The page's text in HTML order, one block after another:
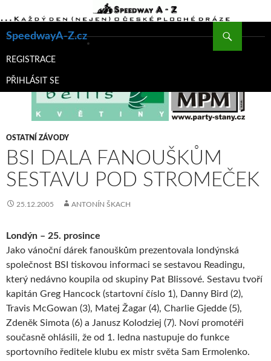
SpeedwayA-Z.cz
K
WEBU
REGISTRACE
PŘIHLÁSIT SE
OSTATNÍ ZÁVODY
BSI DALA FANOUŠKŮM
SESTAVU POD STROMEČEK
25.12.2005 ANTONÍN ŠKACH
Londýn – 25. prosince
Jako vánoční dárek fanouškům prezentovala londýnská
společnost BSI tiskovou informaci se sestavou Readingu,
který nedávno koupila od skupiny Pat Blissové. Sestavu tvoří
kapitán Greg Hancock (startovní číslo 1), Danny Bird (2),
Travis McGowan (3), Matej Žagar (4), Charlie Gjedde (5),
Zdeněk Simota (6) a Janusz Kolodziej (7). Noví promotéři
současně ohlásili, že od 1. ledna nastupuje do funkce
sportovního ředitele klubu ex mistr světa Sam Ermolenko.